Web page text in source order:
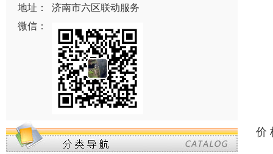
地址：
济南市六区联动服务
微信：
价